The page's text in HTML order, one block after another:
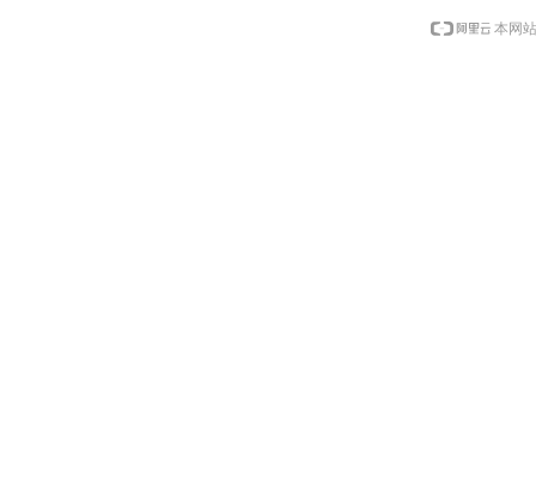
本网